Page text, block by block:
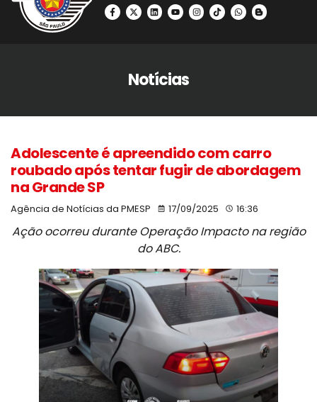
Notícias
Adolescente é apreendido com carro
roubado após tentar fugir de abordagem
na Grande SP
Agência de Notícias da PMESP 17/09/2025 16:36
Ação ocorreu durante Operação Impacto na região
do ABC.